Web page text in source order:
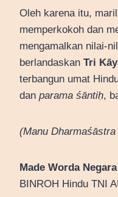
Oleh karena itu,
memperkokoh dan
mengamalkan nilai-
berlandaskan Tri
terbangun umat
dan parama śāntiḥ,
(Manu
Made Worda Negara
BINROH Hindu TNI